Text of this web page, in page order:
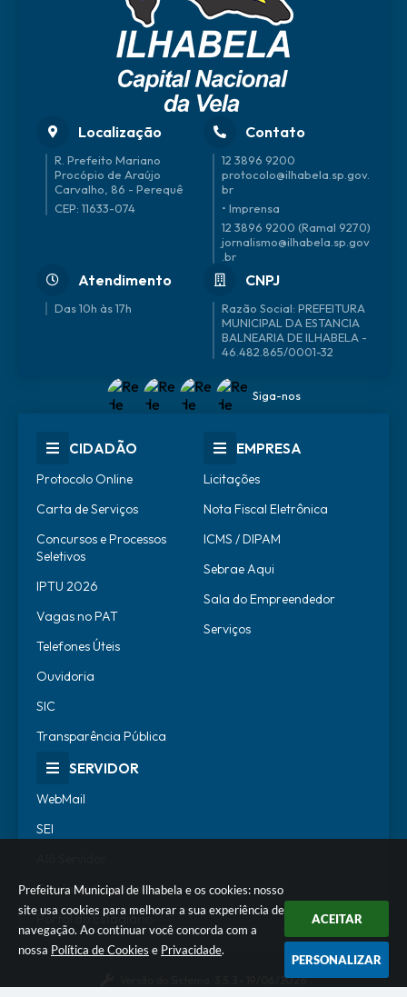
Prefeitura Municipal de Ilhabela e os cookies: nosso
site usa cookies para melhorar a sua experiência de
navegação. Ao continuar você concorda com a
nossa Política de Cookies e Privacidade.
ACEITAR
PERSONALIZAR
Localização
R. Prefeito Mariano
Procópio de Araújo
Carvalho, 86 - Perequê
CEP: 11633-074
Contato
12 3896 9200
protocolo@ilhabela.sp.gov.
br
• Imprensa
12 3896 9200 (Ramal 9270)
jornalismo@ilhabela.sp.gov
.br
Atendimento
Das 10h às 17h
CNPJ
46.482.865/0001-32
Siga-nos
CIDADÃO
Protocolo Online
Carta de Serviços
Concursos e Processos
Seletivos
IPTU 2026
Vagas no PAT
Telefones Úteis
Ouvidoria
SIC
Transparência Pública
EMPRESA
Licitações
Nota Fiscal Eletrônica
ICMS / DIPAM
Sebrae Aqui
Sala do Empreendedor
Serviços
SERVIDOR
WebMail
SEI
Escola de Governo
Portal do Estagiário
3.5.3 - 19/06/2026